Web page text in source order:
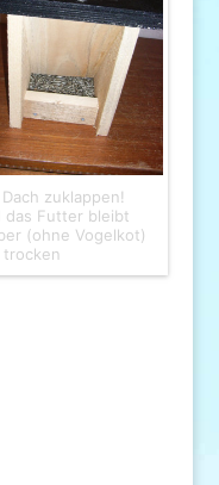
Dach zuklappen!
das Futter bleibt
(ohne Vogelkot)
trocken